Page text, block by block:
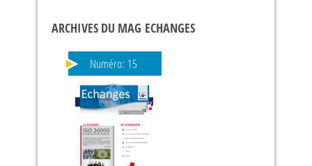
ARCHIVES DU MAG ECHANGES
Numéro: 15